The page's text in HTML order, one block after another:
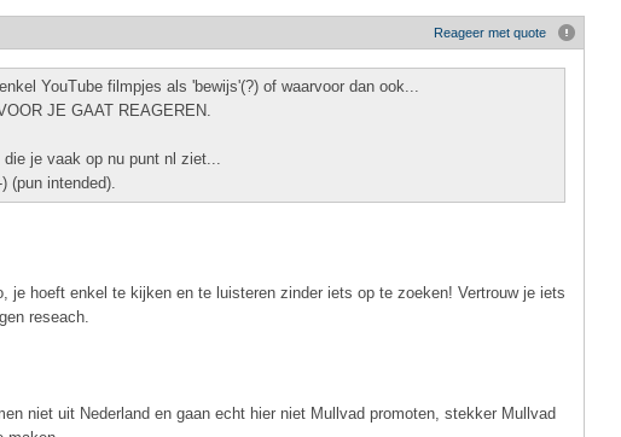
Reageer met quote
YouTube filmpjes als 'bewijs'(?) of waarvoor dan ook...
JE GAAT REAGEREN.
je vaak op nu punt nl ziet...
(pun intended).
je hoeft enkel te kijken en te luisteren zinder iets op te zoeken! Vertrouw je iets
reseach.
niet uit Nederland en gaan echt hier niet Mullvad promoten, stekker Mullvad